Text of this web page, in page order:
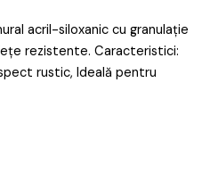
acril-siloxanic cu granulație
rezistente. Caracteristici:
rustic, Ideală pentru